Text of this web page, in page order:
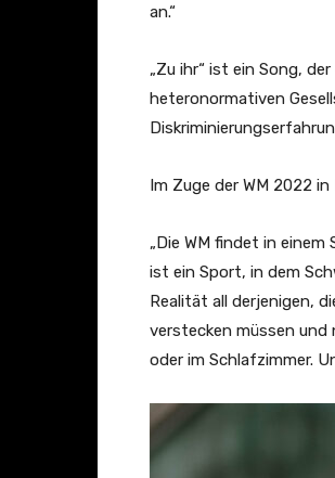
an.“
„Zu ihr“ ist ein Song,
heteronormativen
Im Zuge der WM 2022
„Die WM findet in
ist ein Sport, in dem
Realität all derjenigen,
verstecken müssen und
oder im Schlafzimmer.